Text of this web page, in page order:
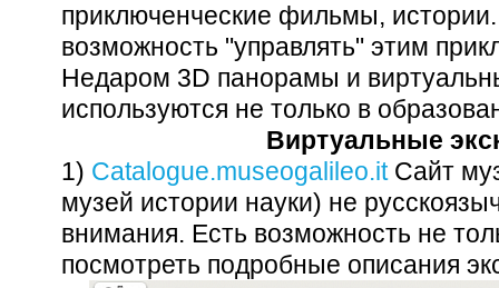
приключенческие фильмы,
возможность "управлять" этим
Недаром 3D панорамы и
используются не только в
Виртуальные
1) Сatalogue.museogalileo.itСайт
музей истории науки) не
внимания. Есть возможность не
посмотреть подробные описания